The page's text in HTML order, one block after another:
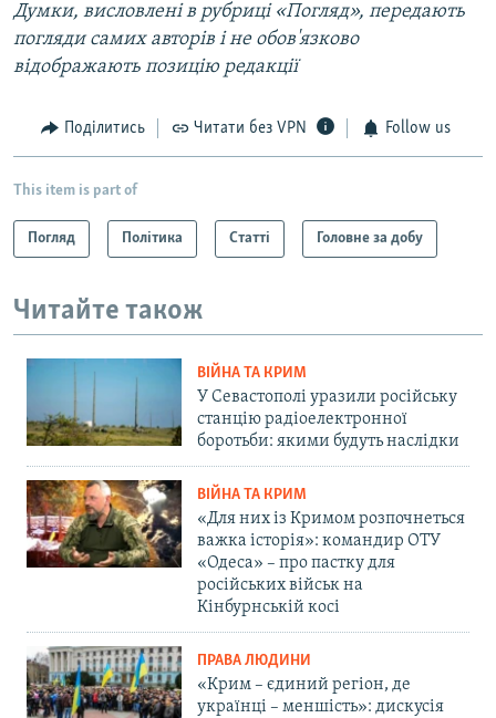
Думки, висловлені в рубриці «Погляд», передають
погляди самих авторів і не обов'язково
відображають позицію редакції
Поділитись Читати без VPN Follow us
This item is part of
Погляд Політика Статті Головне за добу
Читайте також
ВІЙНА ТА КРИМ
У Севастополі уразили російську
станцію радіоелектронної
боротьби: якими будуть наслідки
ВІЙНА ТА КРИМ
«Для них із Кримом розпочнеться
важка історія»: командир ОТУ
«Одеса» – про пастку для
російських військ на
Кінбурнській косі
ПРАВА ЛЮДИНИ
«Крим – єдиний регіон, де
українці – меншість»: дискусія